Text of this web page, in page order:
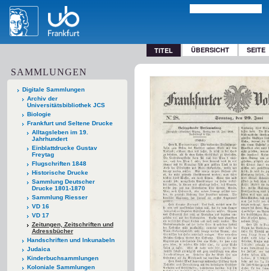
TITEL ÜBERSICHT SEITE
SAMMLUNGEN
Digitale Sammlungen
Archiv der
Universitätsbibliothek JCS
Biologie
Frankfurt und Seltene Drucke
Alltagsleben im 19.
Jahrhundert
Einblattdrucke Gustav
Freytag
Flugschriften 1848
Historische Drucke
Sammlung Deutscher
Drucke 1801-1870
Sammlung Riesser
VD 16
VD 17
Zeitungen, Zeitschriften und
Adressbücher
Handschriften und Inkunabeln
Judaica
Kinderbuchsammlungen
Koloniale Sammlungen